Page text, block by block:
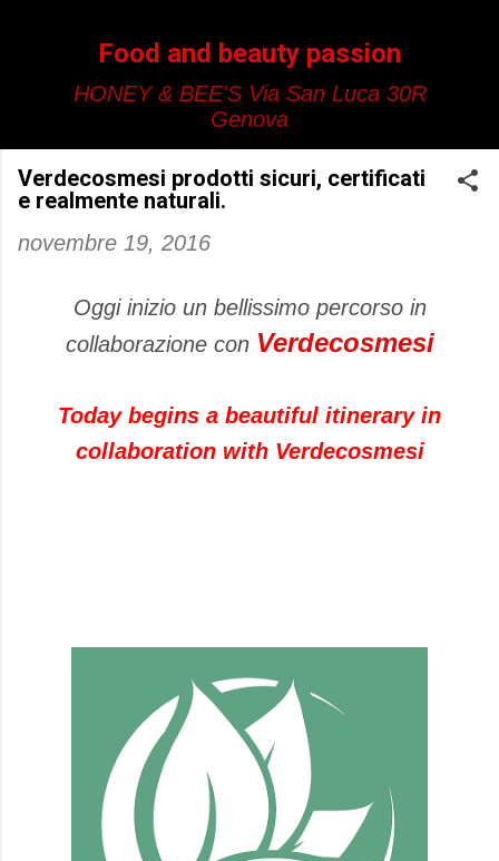
Food and beauty passion
HONEY & BEE'S Via San Luca 30R
Genova
Verdecosmesi prodotti sicuri, certificati
e realmente naturali.
novembre 19, 2016
Oggi inizio un bellissimo percorso in
collaborazione con Verdecosmesi
Today begins a beautiful itinerary in
collaboration with Verdecosmesi